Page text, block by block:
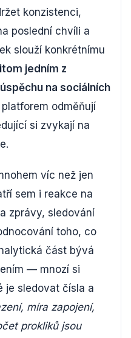
konzistenci,
poslední chvíli a
slouží konkrétnímu
jedním z
na sociálních
odměňují
si zvykají na
víc než jen
sem i reakce na
zprávy, sledování
toho, co
část bývá
— mnozí si
je sledovat čísla a
míra zapojení,
prokliků jsou